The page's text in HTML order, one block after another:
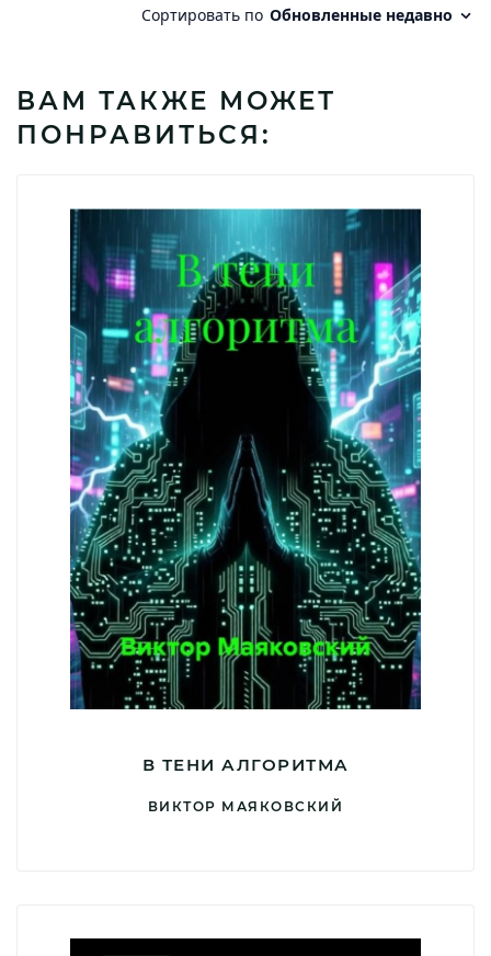
ВАМ ТАКЖЕ МОЖЕТ
ПОНРАВИТЬСЯ:
В ТЕНИ АЛГОРИТМА
ВИКТОР МАЯКОВСКИЙ